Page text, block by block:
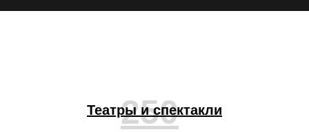
Театры и спектакли
250